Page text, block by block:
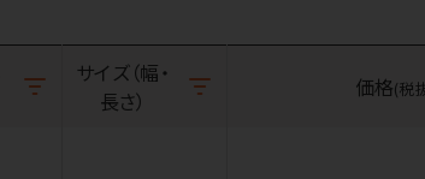
サイズ（幅・
長さ）
価格(税